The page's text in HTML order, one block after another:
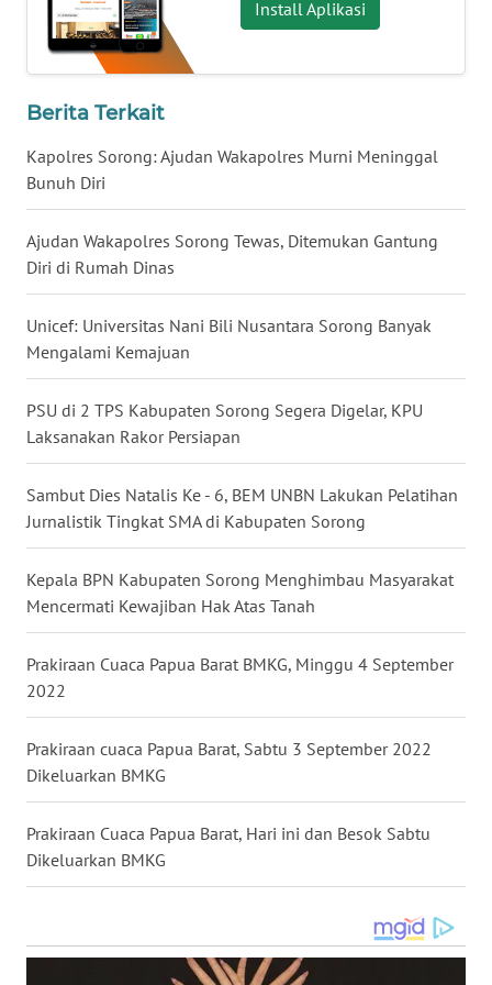
Install Aplikasi
Berita Terkait
Kapolres Sorong: Ajudan Wakapolres Murni Meninggal
Bunuh Diri
Ajudan Wakapolres Sorong Tewas, Ditemukan Gantung
Diri di Rumah Dinas
Unicef: Universitas Nani Bili Nusantara Sorong Banyak
Mengalami Kemajuan
PSU di 2 TPS Kabupaten Sorong Segera Digelar, KPU
Laksanakan Rakor Persiapan
Sambut Dies Natalis Ke - 6, BEM UNBN Lakukan Pelatihan
Jurnalistik Tingkat SMA di Kabupaten Sorong
Kepala BPN Kabupaten Sorong Menghimbau Masyarakat
Mencermati Kewajiban Hak Atas Tanah
Prakiraan Cuaca Papua Barat BMKG, Minggu 4 September
2022
Prakiraan cuaca Papua Barat, Sabtu 3 September 2022
Dikeluarkan BMKG
Prakiraan Cuaca Papua Barat, Hari ini dan Besok Sabtu
Dikeluarkan BMKG
WN
SERAMBI
JAMBI
WN
SULTRA
WN
NTB
WN
SULTENG
WN
WN
BENGKULU
WN
LAMPUNG
WN